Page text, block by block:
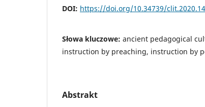
DOI: https://doi.org/10.34739/
Słowa kluczowe: ancient pedagogical
instruction by preaching, instruction by
Abstrakt